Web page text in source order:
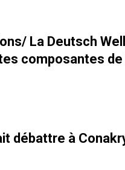
La Deutsch
composantes de
débattre à